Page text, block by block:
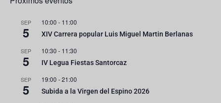
SEP
5
10:00 - 11:00
XIV Carrera popular Luis Miguel Martin Berlanas
SEP
5
10:30 - 11:30
IV Legua Fiestas Santorcaz
SEP
5
19:00 -21:00
Subida a la Virgen del Espino 2026